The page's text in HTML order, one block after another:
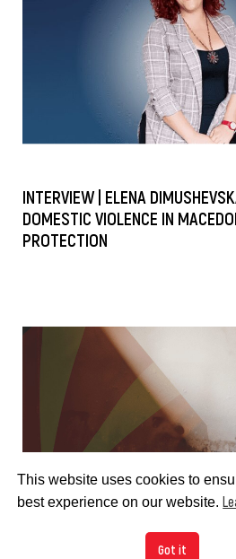
INTERVIEW | ELENA
DOMESTIC VIOLENCE IN
PROTECTION
This website uses cookies to
best experience on our website.
Got it